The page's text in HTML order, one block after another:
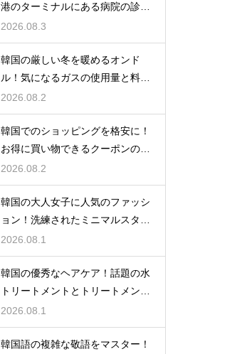
港のターミナルにある病院の診療
時間
2026.08.3
韓国の厳しい冬を暖めるオンド
ル！気になるガスの使用量と料金
の目安
2026.08.2
韓国でのショッピングを格安に！
お得に買い物できるクーポンの賢
い探し方
2026.08.2
韓国の大人女子に人気のファッシ
ョン！洗練されたミニマルスタイ
ルの特徴
2026.08.1
韓国の優秀なヘアケア！話題の水
トリートメントとトリートメント
の使い分け
2026.08.1
韓国語の複雑な敬語をマスター！